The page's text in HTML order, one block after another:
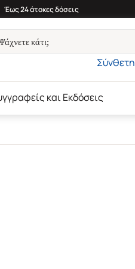
Έως 24 άτοκες δόσεις
και Εκδόσεις